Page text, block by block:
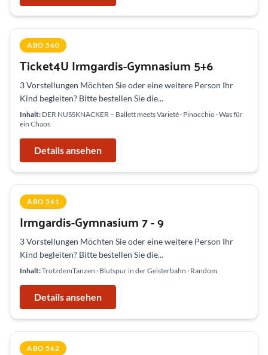
ABO 560
Ticket4U Irmgardis-Gymnasium 5+6
3 Vorstellungen Möchten Sie oder eine weitere Person Ihr
Kind begleiten? Bitte bestellen Sie die...
Inhalt: DER NUSSKNACKER – Ballett meets Varieté · Pinocchio · Was für
ein Chaos
Details ansehen
ABO 561
Irmgardis-Gymnasium 7 - 9
3 Vorstellungen Möchten Sie oder eine weitere Person Ihr
Kind begleiten? Bitte bestellen Sie die...
Inhalt:TrotzdemTanzen · Blutspur in der Geisterbahn · Random
Details ansehen
ABO 562